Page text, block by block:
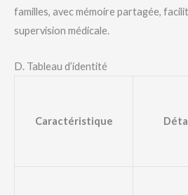
familles, avec mémoire partagée,
supervision médicale.
D. Tableau d’identité
Caractéristique